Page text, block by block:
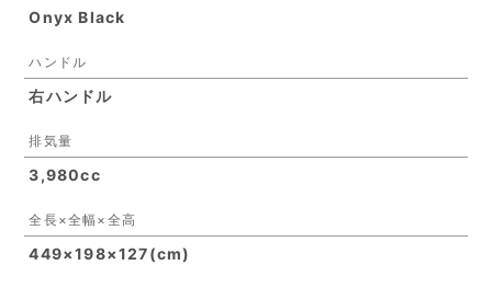
Onyx Black
ハンドル
右ハンドル
排気量
3,980cc
全長×全幅×全高
449×198×127(cm)